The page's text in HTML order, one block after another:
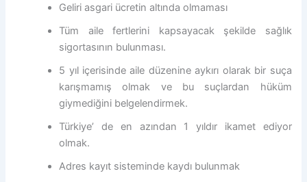
Geliri asgari ücretin altında olmaması
Tüm aile fertlerini kapsayacak şekilde sağlık
sigortasının bulunması.
5 yıl içerisinde aile düzenine aykırı olarak bir suça
karışmamış olmak ve bu suçlardan hüküm
giymediğini belgelendirmek.
Türkiye’ de en azından 1 yıldır ikamet ediyor
olmak.
Adres kayıt sisteminde kaydı bulunmak